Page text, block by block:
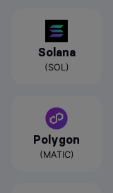
Solana
(SOL)
Polygon
(MATIC)